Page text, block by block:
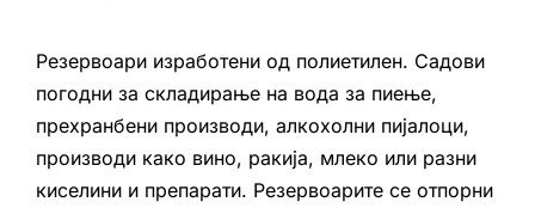
Резервоари изработени од полиетилен. Садови
погодни за складирање на вода за пиење,
прехранбени производи, алкохолни пијалоци,
производи како вино, ракија, млеко или разни
киселини и препарати. Резервоарите се отпорни